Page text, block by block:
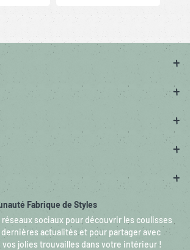
Fabrique de Styles
sociaux pour découvrir les coulisses
actualités et pour partager avec
vos jolies trouvailles dans votre intérieur !